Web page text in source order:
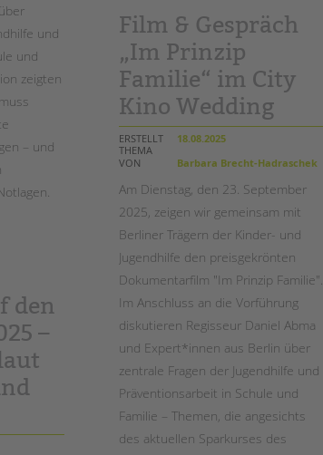
und
und
zeigten
– und
Film & Gespräch
„Im Prinzip
Familie“ im City
Kino Wedding
ERSTELLT
18.08.2025
THEMA
VON
Barbara Brecht-Hadraschek
Am Dienstag, den 23. September
2025, zeigen wir gemeinsam mit
Berliner Trägern der Kinder- und
Jugendhilfe den preisgekrönten
Dokumentarfilm "Im Prinzip Familie".
Im Anschluss an die Vorführung
diskutieren Regisseur Daniel Abma
und Expert*innen aus Berlin über
zentrale Fragen der Jugendhilfe und
Präventionsarbeit in Schule und
Familie – Themen, die angesichts
des aktuellen Sparkurses des
den
–